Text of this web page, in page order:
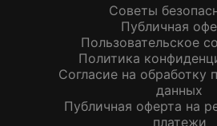
Советы
Публичная
Пользовательское
Политика
Согласие на обработку
данных
Публичная оферта на
платежи